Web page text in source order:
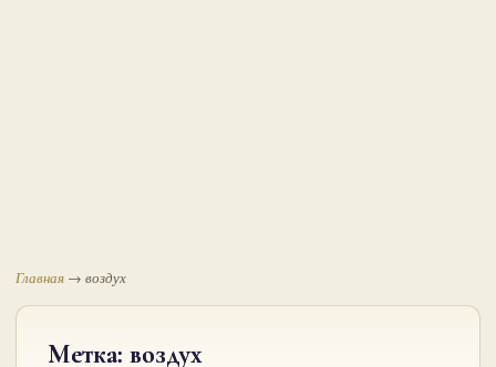
Главная → воздух
Метка: воздух